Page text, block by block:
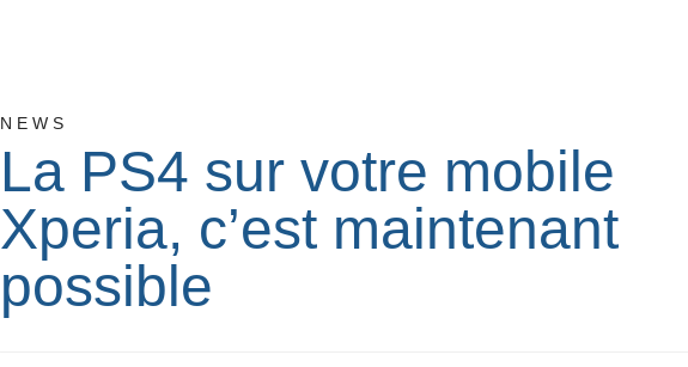
NEWS
La PS4 sur votre mobile
Xperia, c’est maintenant
possible